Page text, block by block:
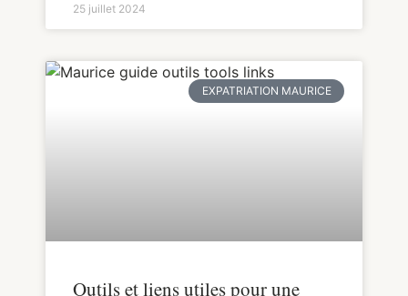
25 juillet 2024
EXPATRIATION MAURICE
Outils et liens utiles pour une